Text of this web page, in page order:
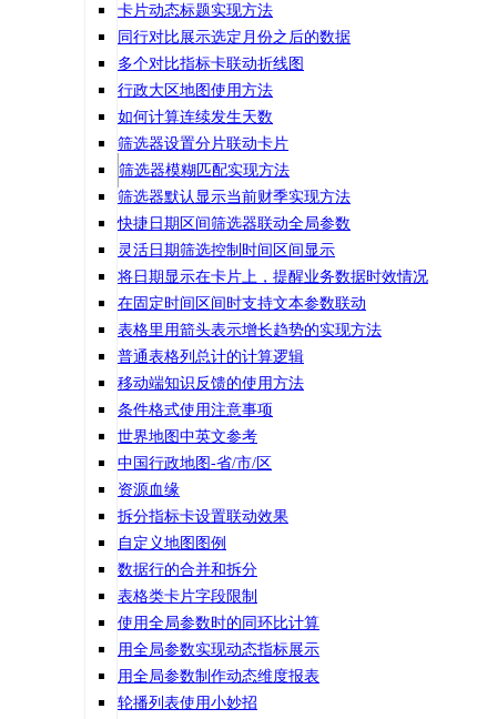
卡片动态标题实现方法
同行对比展示选定月份之后的数据
多个对比指标卡联动折线图
行政大区地图使用方法
如何计算连续发生天数
筛选器设置分片联动卡片
筛选器模糊匹配实现方法
筛选器默认显示当前财季实现方法
快捷日期区间筛选器联动全局参数
灵活日期筛选控制时间区间显示
将日期显示在卡片上，提醒业务数据时效情况
在固定时间区间时支持文本参数联动
表格里用箭头表示增长趋势的实现方法
普通表格列总计的计算逻辑
移动端知识反馈的使用方法
条件格式使用注意事项
世界地图中英文参考
中国行政地图-省/市/区
资源血缘
拆分指标卡设置联动效果
自定义地图图例
数据行的合并和拆分
表格类卡片字段限制
使用全局参数时的同环比计算
用全局参数实现动态指标展示
用全局参数制作动态维度报表
轮播列表使用小妙招